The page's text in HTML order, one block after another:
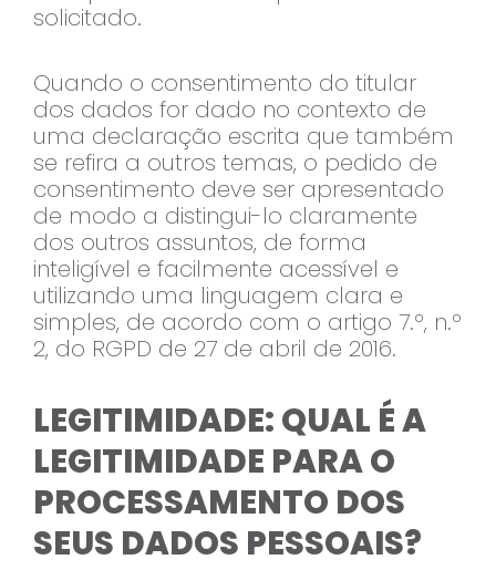
solicitado.
Quando o consentimento do titular
dos dados for dado no contexto de
uma declaração escrita que também
se refira a outros temas, o pedido de
consentimento deve ser apresentado
de modo a distingui-lo claramente
dos outros assuntos, de forma
inteligível e facilmente acessível e
utilizando uma linguagem clara e
simples, de acordo com o artigo 7.º, n.º
2, do RGPD de 27 de abril de 2016.
LEGITIMIDADE: QUAL É A
LEGITIMIDADE PARA O
PROCESSAMENTO DOS
SEUS DADOS PESSOAIS?